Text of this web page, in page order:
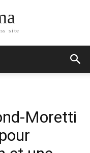
site
Moretti